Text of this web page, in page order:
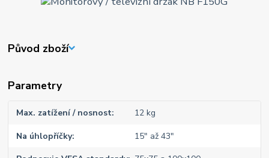
Původ zboží
Parametry
Max. zatížení / nosnost 12 kg
Na úhlopříčky 15" až 43"